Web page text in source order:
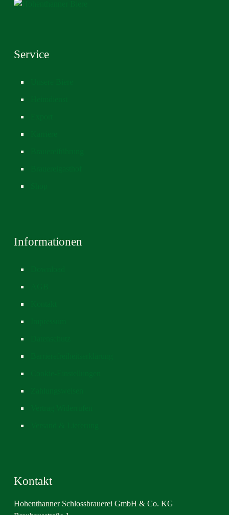
Service
Informationen
Kontakt
Hohenthanner Schlossbrauerei GmbH & Co. KG